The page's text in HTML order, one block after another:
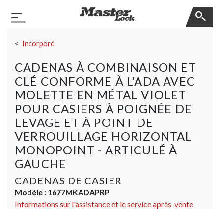
Basculer la navigation
Incorporé
CADENAS À COMBINAISON ET
CLÉ CONFORME À L’ADA AVEC
MOLETTE EN MÉTAL VIOLET
POUR CASIERS À POIGNÉE DE
LEVAGE ET À POINT DE
VERROUILLAGE HORIZONTAL
MONOPOINT - ARTICULÉ À
GAUCHE
CADENAS DE CASIER
Modèle : 1677MKADAPRP
Informations sur l'assistance et le service après-vente